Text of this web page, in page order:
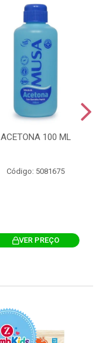
ACETONA 100 ML
Código: 5081675
VER PREÇO